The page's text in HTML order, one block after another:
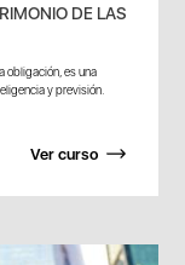
DE LAS
obligación, es una
y previsión.
Ver curso